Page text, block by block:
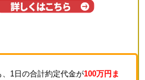
、1日の合計約定代金が100万円ま